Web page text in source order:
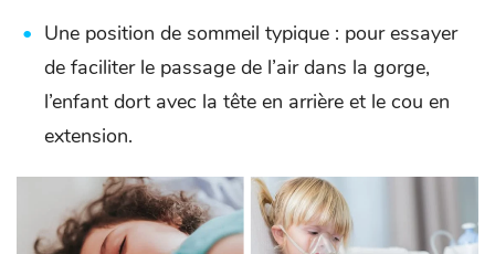
Une position de sommeil typique : pour essayer
de faciliter le passage de l’air dans la gorge,
l’enfant dort avec la tête en arrière et le cou en
extension.